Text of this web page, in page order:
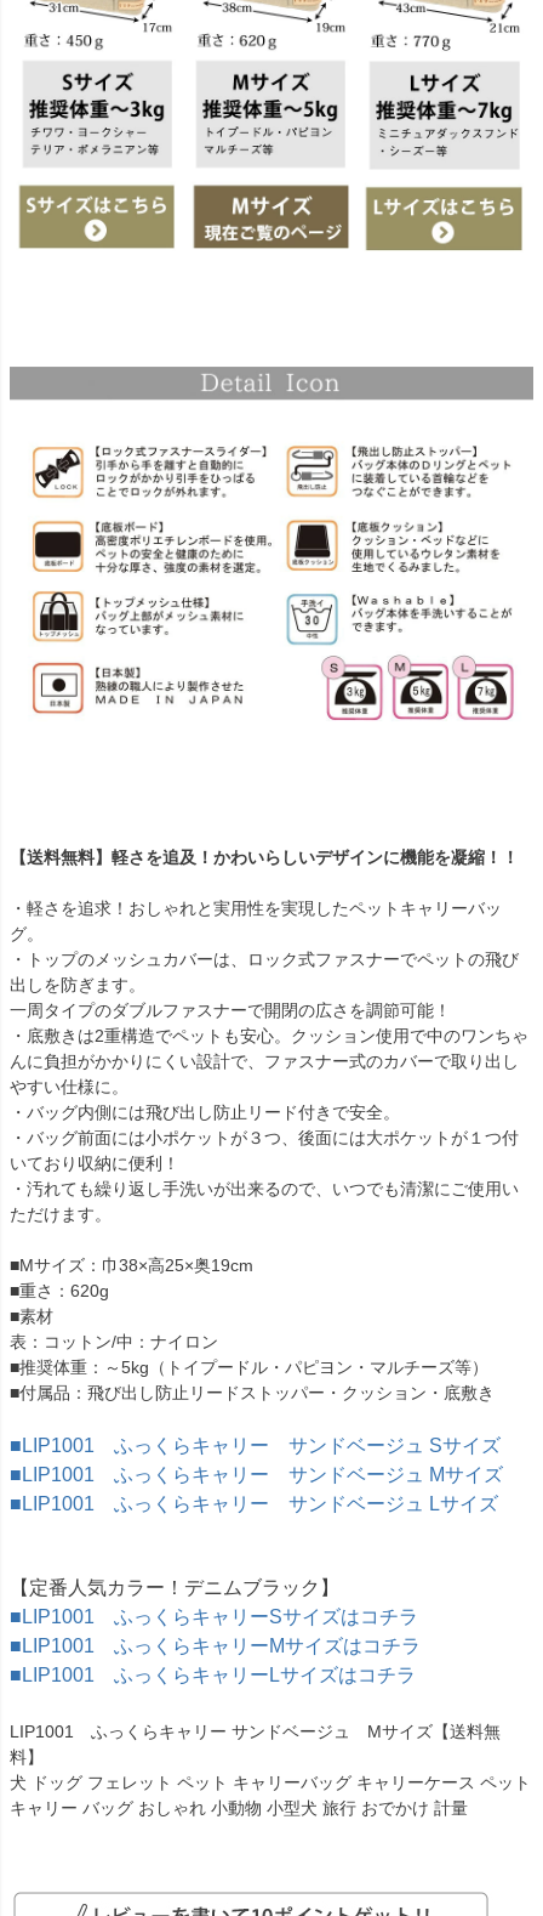
【送料無料】軽さを追及！かわいらしいデザインに機能を凝縮！！
・軽さを追求！おしゃれと実用性を実現したペットキャリーバッ
グ。
・トップのメッシュカバーは、ロック式ファスナーでペットの飛び
出しを防ぎます。
一周タイプのダブルファスナーで開閉の広さを調節可能！
・底敷きは2重構造でペットも安心。クッション使用で中のワンちゃ
んに負担がかかりにくい設計で、ファスナー式のカバーで取り出し
やすい仕様に。
・バッグ内側には飛び出し防止リード付きで安全。
・バッグ前面には小ポケットが３つ、後面には大ポケットが１つ付
いており収納に便利！
・汚れても繰り返し手洗いが出来るので、いつでも清潔にご使用い
ただけます。
■Mサイズ：巾38×高25×奥19cm
■重さ：620g
■素材
表：コットン/中：ナイロン
■推奨体重：～5kg（トイプードル・パピヨン・マルチーズ等）
■付属品：飛び出し防止リードストッパー・クッション・底敷き
■LIP1001 ふっくらキャリー サンドベージュ Sサイズ
■LIP1001 ふっくらキャリー サンドベージュ Mサイズ
■LIP1001 ふっくらキャリー サンドベージュ Lサイズ
【定番人気カラー！デニムブラック】
■LIP1001 ふっくらキャリーSサイズはコチラ
■LIP1001 ふっくらキャリーMサイズはコチラ
■LIP1001 ふっくらキャリーLサイズはコチラ
LIP1001 ふっくらキャリー サンドベージュ Mサイズ【送料無
料】
犬 ドッグ フェレット ペット キャリーバッグ キャリーケース ペット
キャリー バッグ おしゃれ 小動物 小型犬 旅行 おでかけ 計量